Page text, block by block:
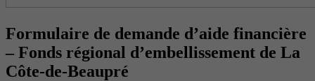
Formulaire de demande d’aide financière
– Fonds régional d’embellissement de La
Côte-de-Beaupré